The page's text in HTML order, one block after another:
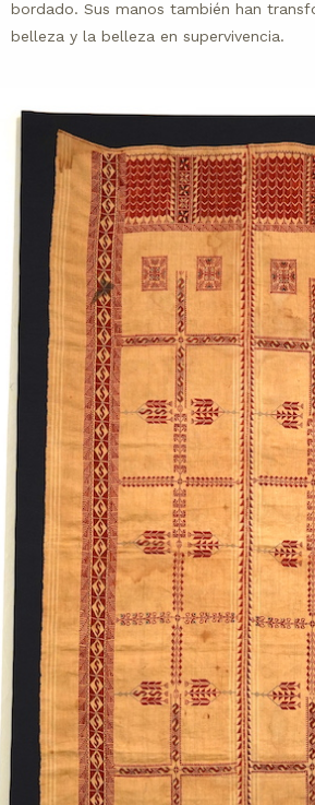
bordado. Sus manos también han
belleza y la belleza en supervivencia.